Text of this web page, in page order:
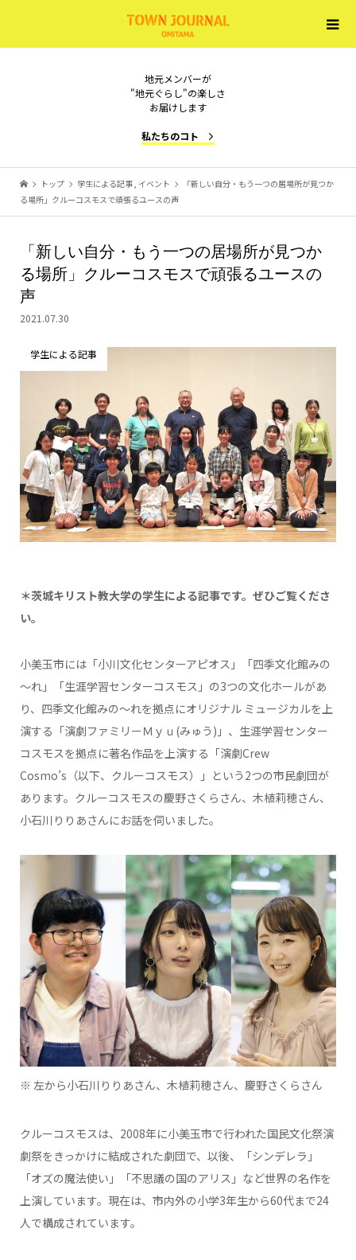
地元メンバーが
"地元ぐらし"の楽しさ
お届けします
私たちのコト
トップ 学生による記事, イベント
「新しい自分・もう一つの居場所が見つか
る場所」クルーコスモスで頑張るユースの声
「新しい自分・もう一つの居場所が見つか
る場所」クルーコスモスで頑張るユースの
声
2021.07.30
学生による記事
＊茨城キリスト教大学の学生による記事です。ぜひご覧くださ
い。
小美玉市には「小川文化センターアピオス」「四季文化館みの
～れ」「生涯学習センターコスモス」の3つの文化ホールがあ
り、四季文化館みの～れを拠点にオリジナル ミュージカルを上
演する「演劇ファミリーＭｙｕ(みゅう)」、生涯学習センター
コスモスを拠点に著名作品を上演する「演劇Crew
Cosmo’s（以下、クルーコスモス）」という2つの市民劇団が
あります。クルーコスモスの慶野さくらさん、木植莉穂さん、
小石川りりあさんにお話を伺いました。
※ 左から小石川りりあさん、木植莉穂さん、慶野さくらさん
クルーコスモスは、2008年に小美玉市で行われた国民文化祭演
劇祭をきっかけに結成された劇団で、以後、「シンデレラ」
「オズの魔法使い」「不思議の国のアリス」など世界の名作を
上演しています。現在は、市内外の小学3年生から60代まで24
人で構成されています。